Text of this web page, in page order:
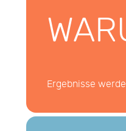
Ergebnisse